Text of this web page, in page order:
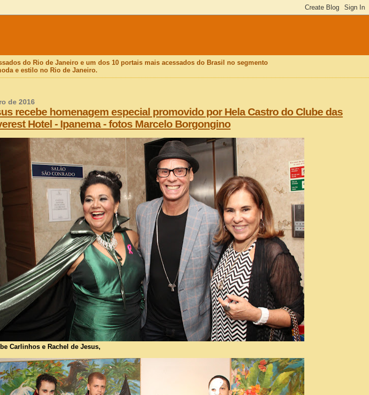
do Rio de Janeiro e um dos 10 portais mais acessados do Brasil no segmento
e estilo no Rio de Janeiro.
de 2016
recebe homenagem especial promovido por Hela Castro do Clube das
Hotel - Ipanema - fotos Marcelo Borgongino
Carlinhos e Rachel de Jesus,